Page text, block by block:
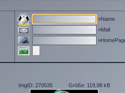
»Name
»Mail
ImgID: 270535 Größe: 119,98 kB